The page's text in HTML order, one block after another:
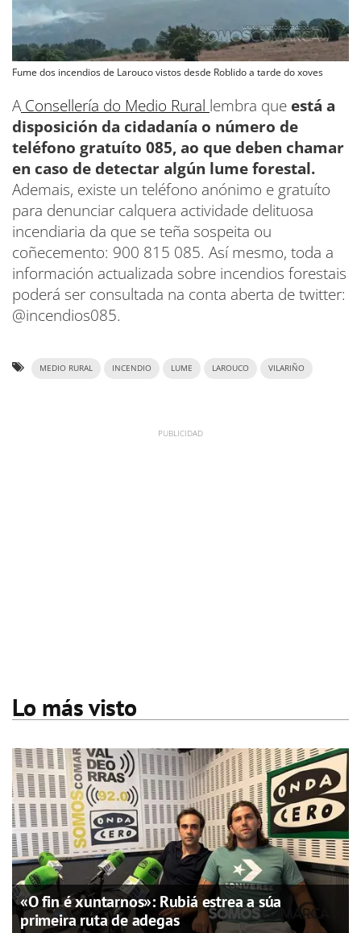
Fume dos incendios de Larouco vistos desde Roblido a tarde do xoves
AConsellería do Medio Rural lembra que está a
disposición da cidadanía o número de
teléfono gratuíto 085, ao que deben chamar
en caso de detectar algún lume forestal.
Ademais, existe un teléfono anónimo e gratuíto
para denunciar calquera actividade delituosa
incendiaria da que se teña sospeita ou
coñecemento: 900 815 085. Así mesmo, toda a
información actualizada sobre incendios forestais
poderá ser consultada na conta aberta de twitter:
@incendios085.
MEDIO RURAL INCENDIO LUME LAROUCO VILARIÑO
Lo más visto
«O fin é xuntarnos»: Rubiá estrea a súa
primeira ruta de adegas